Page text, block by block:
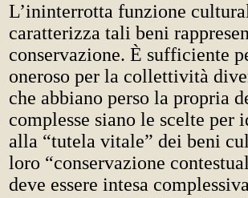
L’ininterrotta funzione
caratterizza tali beni
conservazione. È sufficiente
oneroso per la collettività
che abbiano perso la propria
complesse siano le scelte
alla “tutela vitale” dei beni
loro “conservazione
deve essere intesa